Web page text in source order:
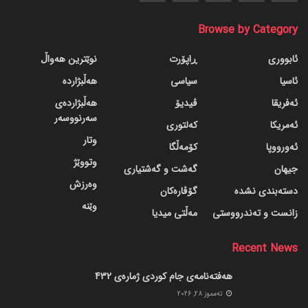
Browse by Category
ئابووری
ئاسیا
ئەفریقا
ئەمریکا
ئەورووپا
جیهان
دسته‌بندی نشده
زانست و تەندرووستی
ڕاپۆرت
سیاسی
ڤیدیۆ
کەلتوری
کۆمەڵگا
گه‌شت و گه‌شتیاری
گۆڤاره‌کان
مەڵتی میدیا
نوێترین هەواڵ
هەڵبژاردە
هەڵبژاردەی
سەرنووسەر
وتار
وتووێژ
وەرزش
وێنە
Recent News
هەفتەنامەی جام کوردی ژمارەی 432
ته‌مموز 28, 2026